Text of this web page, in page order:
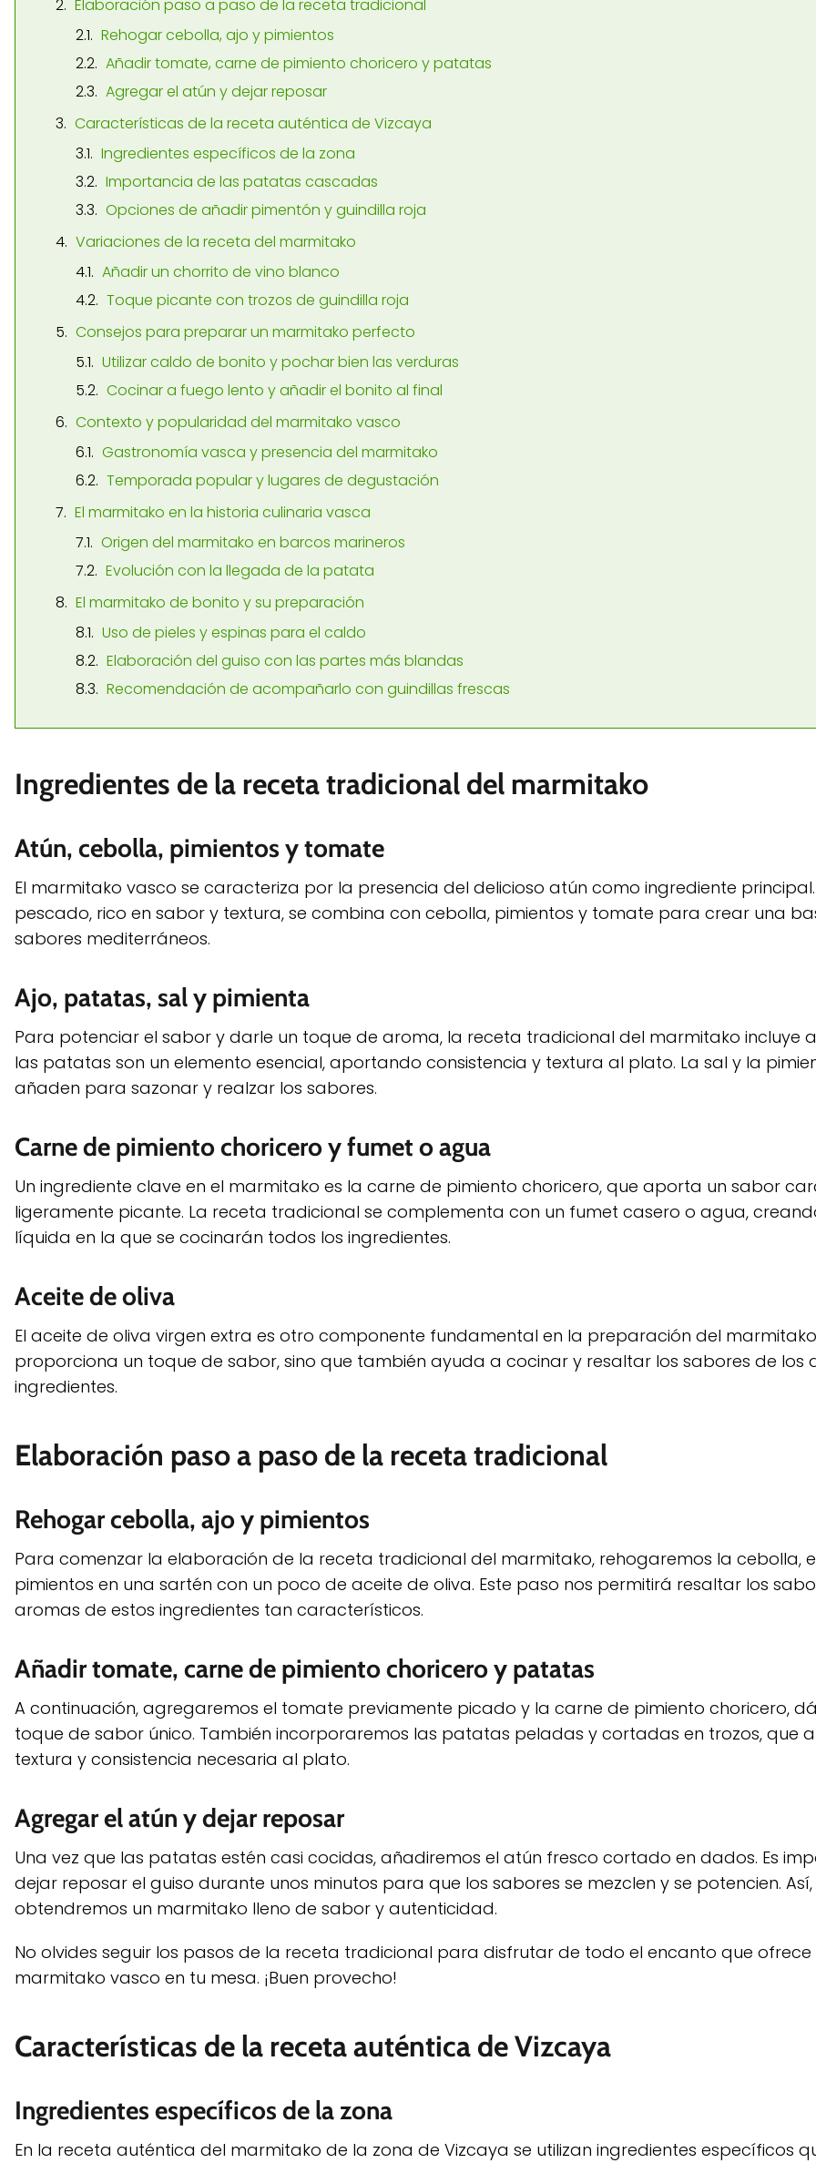
Elaboración paso a paso de la receta tradicional
Rehogar cebolla, ajo y pimientos
Añadir tomate, carne de pimiento choricero y patatas
Agregar el atún y dejar reposar
Características de la receta auténtica de Vizcaya
Ingredientes específicos de la zona
Importancia de las patatas cascadas
Opciones de añadir pimentón y guindilla roja
Variaciones de la receta del marmitako
Añadir un chorrito de vino blanco
Toque picante con trozos de guindilla roja
Consejos para preparar un marmitako perfecto
Utilizar caldo de bonito y pochar bien las verduras
Cocinar a fuego lento y añadir el bonito al final
Contexto y popularidad del marmitako vasco
Gastronomía vasca y presencia del marmitako
Temporada popular y lugares de degustación
El marmitako en la historia culinaria vasca
Origen del marmitako en barcos marineros
Evolución con la llegada de la patata
El marmitako de bonito y su preparación
Uso de pieles y espinas para el caldo
Elaboración del guiso con las partes más blandas
Recomendación de acompañarlo con guindillas frescas
Ingredientes de la receta tradicional del marmitako
Atún, cebolla, pimientos y tomate
El marmitako vasco se caracteriza por la presencia del delicioso atún como ingrediente principal.
pescado, rico en sabor y textura, se combina con cebolla, pimientos y tomate para crear una
sabores mediterráneos.
Ajo, patatas, sal y pimienta
Para potenciar el sabor y darle un toque de aroma, la receta tradicional del marmitako incluye
las patatas son un elemento esencial, aportando consistencia y textura al plato. La sal y la
añaden para sazonar y realzar los sabores.
Carne de pimiento choricero y fumet o agua
Un ingrediente clave en el marmitako es la carne de pimiento choricero, que aporta un sabor
ligeramente picante. La receta tradicional se complementa con un fumet casero o agua,
líquida en la que se cocinarán todos los ingredientes.
Aceite de oliva
El aceite de oliva virgen extra es otro componente fundamental en la preparación del
proporciona un toque de sabor, sino que también ayuda a cocinar y resaltar los sabores de los
ingredientes.
Elaboración paso a paso de la receta tradicional
Rehogar cebolla, ajo y pimientos
Para comenzar la elaboración de la receta tradicional del marmitako, rehogaremos la cebolla,
pimientos en una sartén con un poco de aceite de oliva. Este paso nos permitirá resaltar los
aromas de estos ingredientes tan característicos.
Añadir tomate, carne de pimiento choricero y patatas
A continuación, agregaremos el tomate previamente picado y la carne de pimiento choricero,
toque de sabor único. También incorporaremos las patatas peladas y cortadas en trozos, que
textura y consistencia necesaria al plato.
Agregar el atún y dejar reposar
Una vez que las patatas estén casi cocidas, añadiremos el atún fresco cortado en dados. Es
dejar reposar el guiso durante unos minutos para que los sabores se mezclen y se potencien. Así,
obtendremos un marmitako lleno de sabor y autenticidad.
No olvides seguir los pasos de la receta tradicional para disfrutar de todo el encanto que ofrece
marmitako vasco en tu mesa. ¡Buen provecho!
Características de la receta auténtica de Vizcaya
Ingredientes específicos de la zona
En la receta auténtica del marmitako de la zona de Vizcaya se utilizan ingredientes específicos